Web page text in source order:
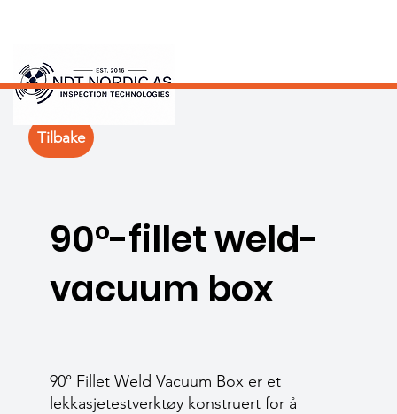
90°-fillet weld-
vacuum box
90° Fillet Weld Vacuum Box er et
lekkasjetestverktøy konstruert for å
Tilbake